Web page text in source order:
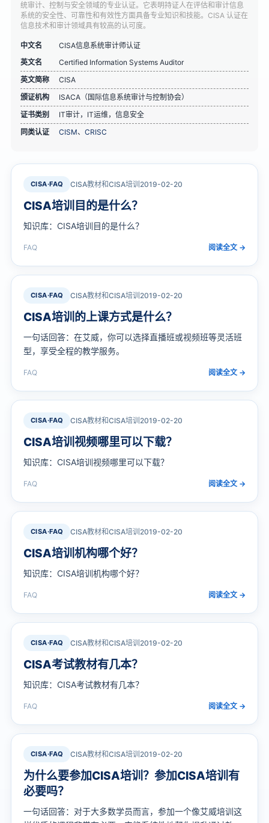
统审计、控制与安全领域的专业认证。它表明持证人在评估和审计信息
系统的安全性、可靠性和有效性方面具备专业知识和技能。CISA 认证在
信息技术和审计领域具有较高的认可度。
中文名
CISA信息系统审计师认证
英文名
Certified Information Systems Auditor
英文简称
CISA
颁证机构
ISACA（国际信息系统审计与控制协会）
证书类别
IT审计，IT运维，信息安全
同类认证
CISM、 CRISC
CISA·FAQ CISA教材和CISA培训2019-02-20
CISA培训目的是什么？
知识库：CISA培训目的是什么？
FAQ 阅读全文 →
CISA·FAQ CISA教材和CISA培训2019-02-20
CISA培训的上课方式是什么？
一句话回答：在艾威，你可以选择直播班或视频班等灵活班
型，享受全程的教学服务。
FAQ 阅读全文 →
CISA·FAQ CISA教材和CISA培训2019-02-20
CISA培训视频哪里可以下载？
知识库：CISA培训视频哪里可以下载？
FAQ 阅读全文 →
CISA·FAQ CISA教材和CISA培训2019-02-20
CISA培训机构哪个好？
知识库：CISA培训机构哪个好？
FAQ 阅读全文 →
CISA·FAQ CISA教材和CISA培训2019-02-20
CISA考试教材有几本？
知识库：CISA考试教材有几本？
FAQ 阅读全文 →
CISA·FAQ CISA教材和CISA培训2019-02-20
为什么要参加CISA培训？参加CISA培训有
必要吗？
一句话回答：对于大多数学员而言，参加一个像艾威培训这